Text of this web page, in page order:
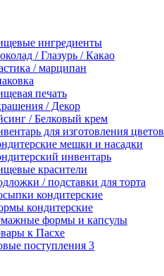
ингредиенты
/ Глазурь / Какао
/ марципан
печать
/ Декор
/ Белковый крем
для изготовления цветов
мешки и насадки
инвентарь
красители
/ подставки для торта
кондитерские
кондитерские
формы и капсулы
к Пасхе
поступления 3